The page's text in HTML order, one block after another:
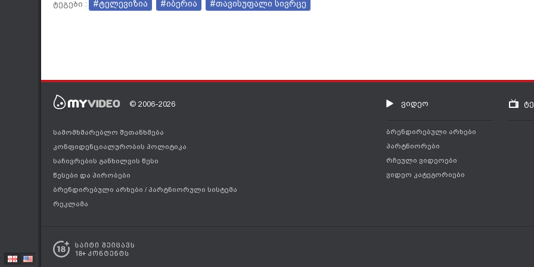
ტეგები : #ტელევიზია #იბერია #თავისუფალი სივრცე
© 2006-2026
სამომხმარებლო შეთანხმება
კონფიდენციალურობის პოლიტიკა
საჩივრების განხილვის წესი
წესები და პირობები
ბრენდირებული არხები / პარტნიორული სისტემა
რეკლამა
ვიდეო
ბრენდირებული არხები
პარტნიორები
რჩეული ვიდეოები
ვიდეო კატეგორიები